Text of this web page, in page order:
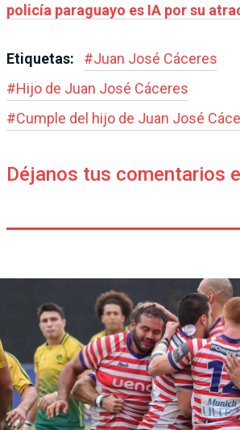
policía paraguayo es IA por su
Etiquetas: #Juan José Cáceres
#Hijo de Juan José Cáceres
#Cumple del hijo de Juan José
Déjanos tus comentarios